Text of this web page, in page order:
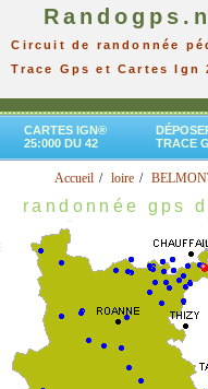
Circuit de randonnée
Trace Gps et Cartes Ign
CARTES IGN®
25:000 DU 42
TRACE
Accueil loire
randonnée gps